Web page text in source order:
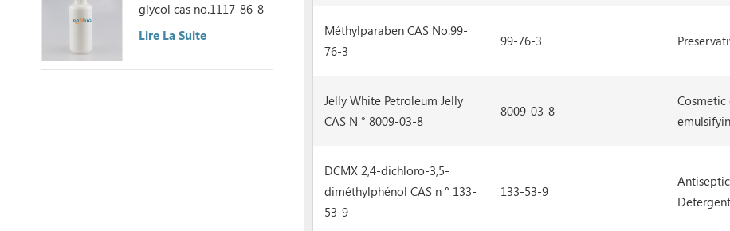
Méthylparaben CAS No.99-
76-3
99-76-3
Jelly White Petroleum Jelly
CAS N ° 8009-03-8
8009-03-8
Cosmetic
DCMX 2,4-dichloro-3,5-
diméthylphénol CAS n ° 133-
53-9
133-53-9
glycol cas no.1117-86-8
Lire La Suite